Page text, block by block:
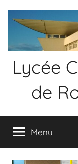
Lycée
de
Menu